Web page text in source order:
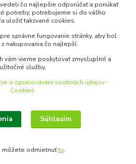
zber cookies.
čo najlepšie odporúčať a ponúkať
potreby, potrebujeme si do vášho
uložiť takzvané cookies.
správne fungovanie stránky, aby bol
z nakupovania čo najlepší.
vám vieme poskytovať zmysluplné a
užitočné služby.
o spracovávaní osobných údajov -
Cookies.
Súhlasím
môžete odmietnuťtu.